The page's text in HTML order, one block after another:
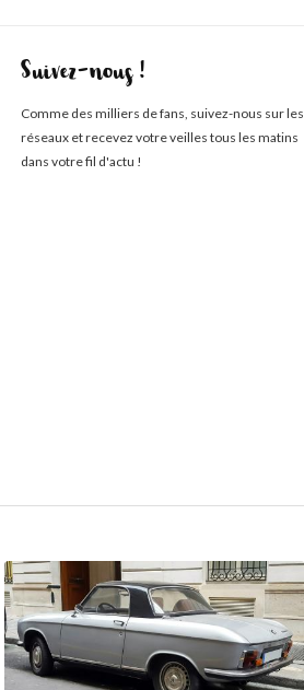
Suivez-nous !
Comme des milliers de fans, suivez-nous sur les
réseaux et recevez votre veilles tous les matins
dans votre fil d'actu !